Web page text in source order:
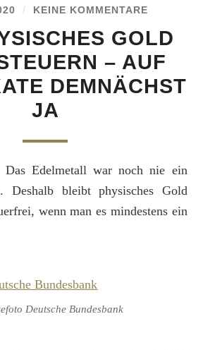
/ KEINE KOMMENTARE
GOLD
– AUF
DEMNÄCHST
JA
Edelmetall war noch nie ein
Deshalb bleibt physisches Gold
wenn man es mindestens ein
Deutsche Bundesbank